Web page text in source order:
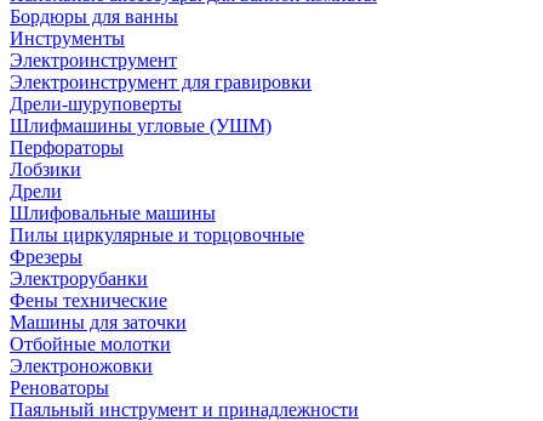
Бордюры для ванны
Инструменты
Электроинструмент
Электроинструмент для гравировки
Дрели-шуруповерты
Шлифмашины угловые (УШМ)
Перфораторы
Лобзики
Дрели
Шлифовальные машины
Пилы циркулярные и торцовочные
Фрезеры
Электрорубанки
Фены технические
Машины для заточки
Отбойные молотки
Электроножовки
Реноваторы
Паяльный инструмент и принадлежности